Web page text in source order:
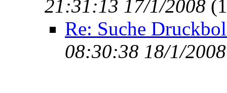
21:31:13 17/1/2008 (
Re: Suche
08:30:38 18/1/2008